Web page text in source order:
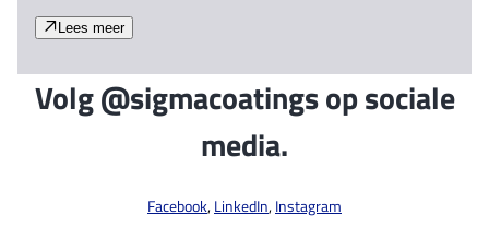
Lees meer
Volg @sigmacoatings op sociale
media.
Facebook,LinkedIn,Instagram